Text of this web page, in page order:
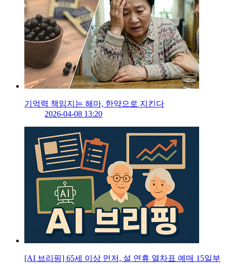
기억력 책임지는 해마, 한약으로 지킨다
2026-04-08 13:20
[AI 브리핑] 65세 이상 먼저, 설 연휴 열차표 예매 15일부